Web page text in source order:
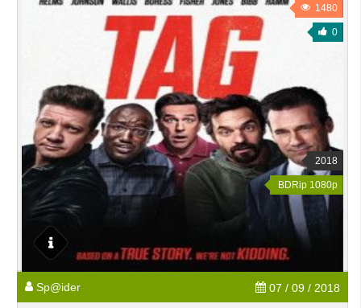
1480
0
2018
BDRip 1080p
Sp@ider 07 / 09 / 2018